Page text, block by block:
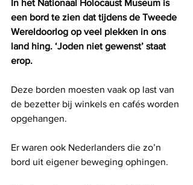
In het Nationaal Holocaust Museum is
een bord te zien dat tijdens de Tweede
Wereldoorlog op veel plekken in ons
land hing. ‘Joden niet gewenst’ staat
erop.
Deze borden moesten vaak op last van
de bezetter bij winkels en cafés worden
opgehangen.
Er waren ook Nederlanders die zo’n
bord uit eigener beweging ophingen.